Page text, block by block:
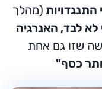
(מהלך
לא לבד, האנרגיה
שזו גם אחת
כסף"